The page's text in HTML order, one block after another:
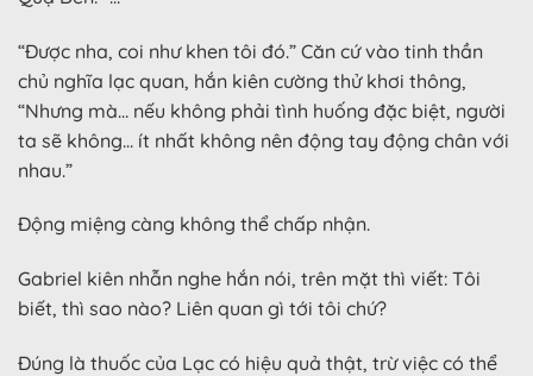
“Được nha, coi như khen tôi đó.” Căn cứ vào tinh thần
chủ nghĩa lạc quan, hắn kiên cường thử khơi thông,
“Nhưng mà… nếu không phải tình huống đặc biệt, người
ta sẽ không… ít nhất không nên động tay động chân với
nhau.”
Động miệng càng không thể chấp nhận.
Gabriel kiên nhẫn nghe hắn nói, trên mặt thì viết: Tôi
biết, thì sao nào? Liên quan gì tới tôi chứ?
Đúng là thuốc của Lạc có hiệu quả thật, trừ việc có thể